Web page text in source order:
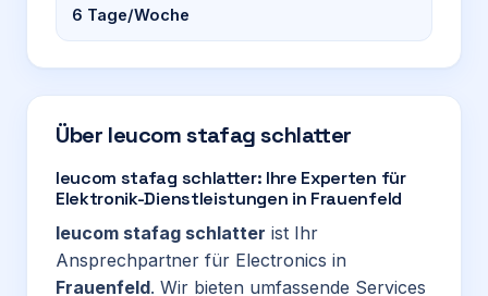
6 Tage/Woche
Über leucom stafag schlatter
leucom stafag schlatter: Ihre Experten für
Elektronik-Dienstleistungen in Frauenfeld
leucom stafag schlatter ist Ihr
Ansprechpartner für Electronics in
Frauenfeld. Wir bieten umfassende Services